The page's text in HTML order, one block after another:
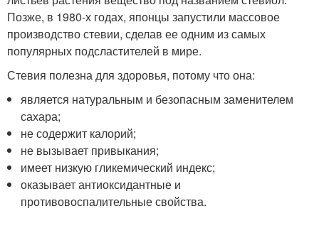
Позже, в 1980-х годах, японцы запустили массовое
производство стевии, сделав ее одним из самых
популярных подсластителей в мире.
Стевия полезна для здоровья, потому что она:
является натуральным и безопасным заменителем
сахара;
не содержит калорий;
не вызывает привыкания;
имеет низкую гликемический индекс;
оказывает антиоксидантные и
противовоспалительные свойства.